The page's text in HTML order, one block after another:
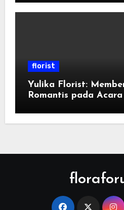
florist
Yulika Florist:
Romantis pada